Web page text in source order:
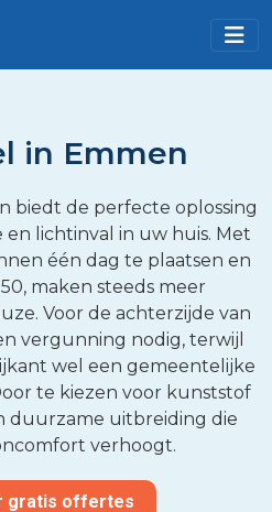
in Emmen
biedt de perfecte oplossing
lichtinval in uw huis. Met
één dag te plaatsen en
maken steeds meer
Voor de achterzijde van
vergunning nodig, terwijl
wel een gemeentelijke
te kiezen voor kunststof
duurzame uitbreiding die
verhoogt.
gratis offertes